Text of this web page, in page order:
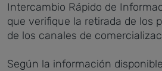
Intercambio Rápido de
que verifique la retirada de los
de los canales de
Según la información